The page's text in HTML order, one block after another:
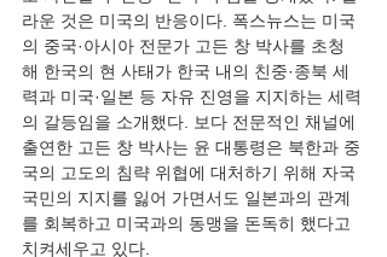
라운 것은 미국의 반응이다. 폭스뉴스는 미국
의 중국·아시아 전문가 고든 창 박사를 초청
해 한국의 현 사태가 한국 내의 친중·종북 세
력과 미국·일본 등 자유 진영을 지지하는 세력
의 갈등임을 소개했다. 보다 전문적인 채널에
출연한 고든 창 박사는 윤 대통령은 북한과 중
국의 고도의 침략 위협에 대처하기 위해 자국
국민의 지지를 잃어 가면서도 일본과의 관계
를 회복하고 미국과의 동맹을 돈독히 했다고
치켜세우고 있다.